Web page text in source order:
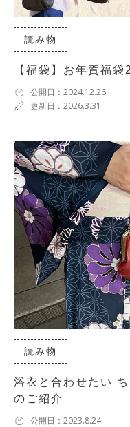
読み物
【福袋】お年賀福
公開日：2024.12.26
更新日：2026.3.31
読み物
浴衣と合わせたい
のご紹介
公開日：2023.8.24